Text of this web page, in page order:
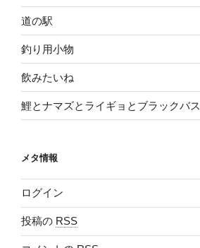
道の駅
釣り用小物
飲みたいね
鯉とナマズとライギョとブラックバス
メタ情報
ログイン
投稿の RSS